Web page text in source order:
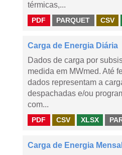
térmicas,...
PDF PARQUET CSV
Carga de Energia Diária
Dados de carga por
medida em MWmed. Até
dados representam a
despachadas e/ou
com...
PDF CSV XLSX
Carga de Energia Mensal